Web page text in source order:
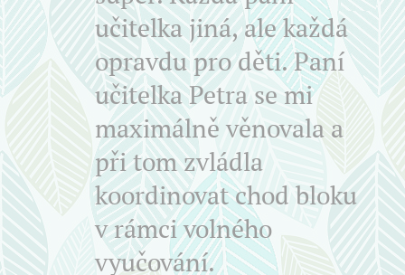
učitelka jiná, ale každá
opravdu pro děti. Paní
učitelka Petra se mi
maximálně věnovala a
při tom zvládla
koordinovat chod bloku
v rámci volného
vyučování.